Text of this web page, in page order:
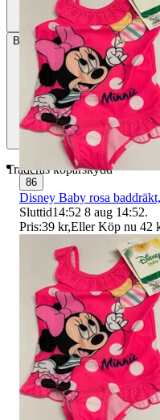
BetalningVia Tradera
Traderas köparskydd
86
Disney Baby rosa
Sluttid14:52 8 aug 14:52.
Pris:39 kr,Eller Köp nu 42